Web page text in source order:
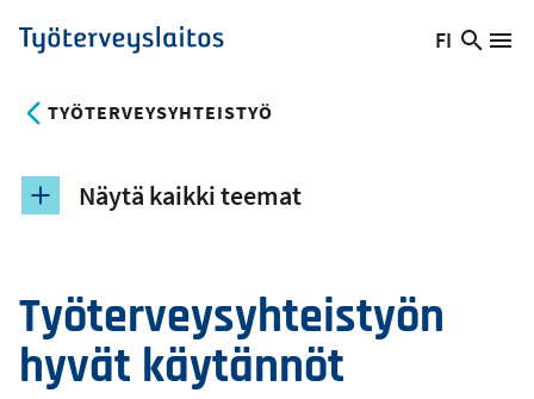
Hyppää
pääsisältöön
Työterveyslaitos
Vaihda
FI
Hae
TYÖTERVEYSYHTEISTYÖ
Työterveysyhteistyön
hyvät käytännöt
Näytä kaikki teemat